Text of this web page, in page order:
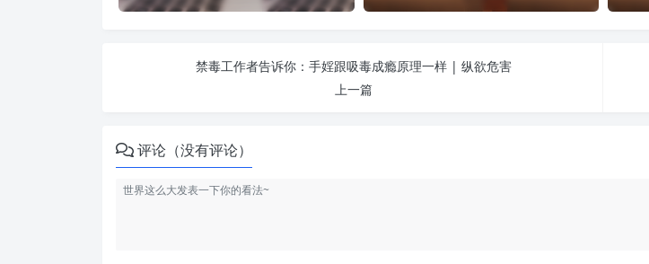
禁毒工作者告诉你：手婬跟吸毒成瘾原理一样 | 纵欲危害
上一篇
评论（没有评论）